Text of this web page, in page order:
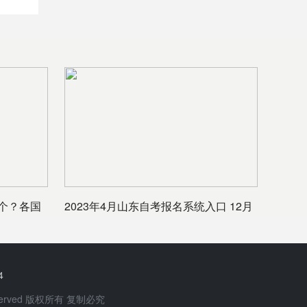
？各国
2023年4月山东自考报名系统入口 12月
版权所有 复制必究